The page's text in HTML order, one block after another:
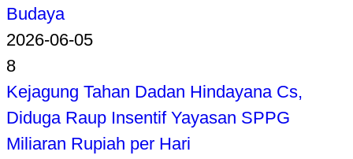
Budaya
2026-06-05
8
Kejagung Tahan Dadan Hindayana Cs,
Diduga Raup Insentif Yayasan SPPG
Miliaran Rupiah per Hari